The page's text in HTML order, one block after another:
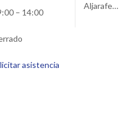
– 14:00
asistencia
Aljarafe…